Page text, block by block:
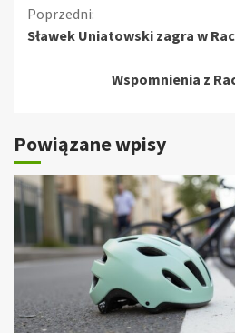
Kontynuuj
Poprzedni:
Sławek Uniatowski zagra w
Wspomnienia z
Powiązane wpisy